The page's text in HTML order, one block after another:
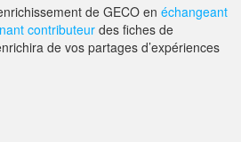
GECO AIDE
de GECO en échangeant
contributeur des fiches de
de vos partages d’expériences